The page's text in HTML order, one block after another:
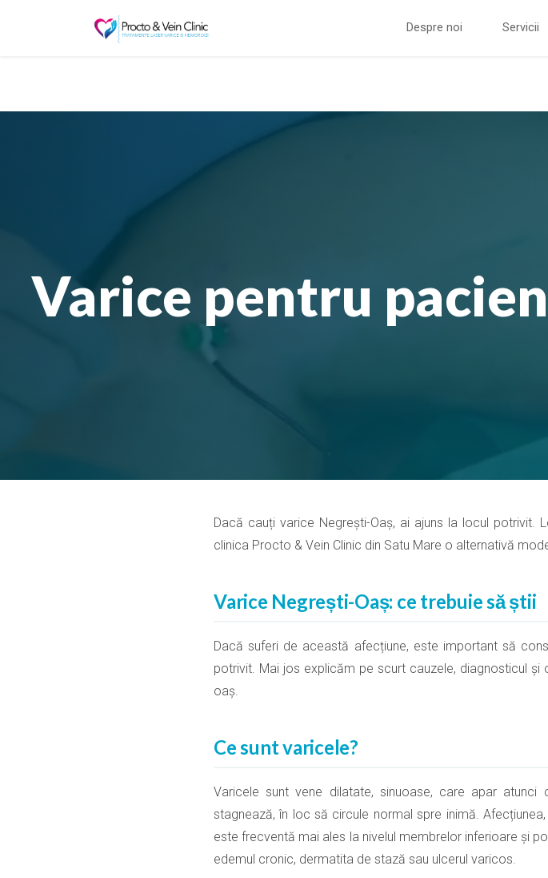
Despre noi Servicii
Varice pentru
Dacă cauți varice Negrești-Oaș, ai ajuns la locul potrivit.
clinica Procto & Vein Clinic din Satu Mare o alternativă
Varice Negrești-Oaș: ce trebuie să știi
Dacă suferi de această afecțiune, este important să
potrivit. Mai jos explicăm pe scurt cauzele, diagnosticul
oaș.
Ce sunt varicele?
Varicele sunt vene dilatate, sinuoase, care apar
stagnează, în loc să circule normal spre inimă.
este frecventă mai ales la nivelul membrelor inferioare și
edemul cronic, dermatita de stază sau ulcerul varicos.